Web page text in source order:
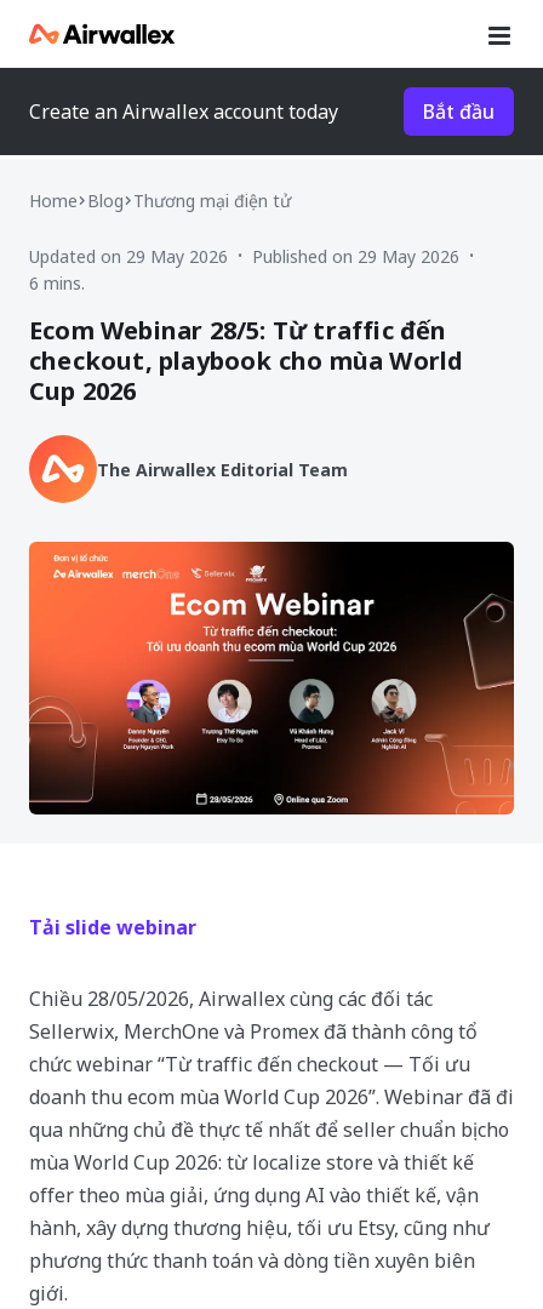
Create an Airwallex account today Bắt đầu
Home Blog Thương mại điện tử
Updated on 29 May 2026 • Published on 29 May 2026 •
6 mins.
Ecom Webinar 28/5: Từ traffic đến
checkout, playbook cho mùa World
Cup 2026
The Airwallex Editorial Team
Tải slide webinar
Chiều 28/05/2026, Airwallex cùng các đối tác
Sellerwix, MerchOne và Promex đã thành công tổ
chức webinar “Từ traffic đến checkout — Tối ưu
doanh thu ecom mùa World Cup 2026”. Webinar đã đi
qua những chủ đề thực tế nhất để seller chuẩn bị cho
mùa World Cup 2026: từ localize store và thiết kế
offer theo mùa giải, ứng dụng AI vào thiết kế, vận
hành, xây dựng thương hiệu, tối ưu Etsy, cũng như
phương thức thanh toán và dòng tiền xuyên biên
giới.